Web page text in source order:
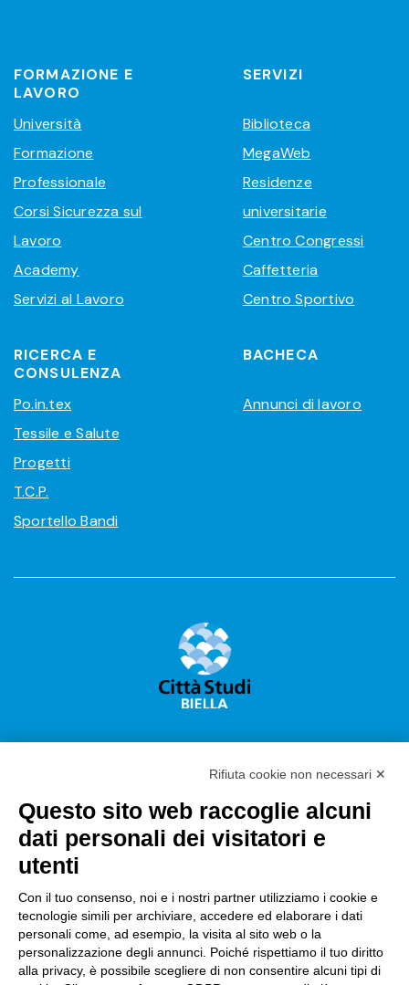
FORMAZIONE E
LAVORO
Università
Formazione
Professionale
Corsi Sicurezza sul
Lavoro
Academy
Servizi al Lavoro
SERVIZI
Biblioteca
MegaWeb
Residenze
universitarie
Centro Congressi
Caffetteria
Centro Sportivo
RICERCA E
CONSULENZA
Po.in.tex
Tessile e Salute
Progetti
T.C.P.
Sportello Bandi
BACHECA
Annunci di lavoro
Città Studi S.p.A.
Sede Legale Corso G. Pella, 2 – 13900 Biella Italy –
18.235.000,00
Registro Imprese Biella C. F. e numero 01491490023 –
R.E.A. CCIAA BI n. 142579 – Partita IVA 01491490023
PEC:amm.cittastudi@pec.ptbiellese.it–
Rifiuta cookie non necessari ✕
Questo sito web raccoglie alcuni
dati personali dei visitatori e
utenti
Con il tuo consenso, noi e i nostri partner utilizziamo i cookie e
tecnologie simili per archiviare, accedere ed elaborare i dati
personali come, ad esempio, la visita al sito web o la
personalizzazione degli annunci. Poiché rispettiamo il tuo diritto
alla privacy, è possibile scegliere di non consentire alcuni tipi di